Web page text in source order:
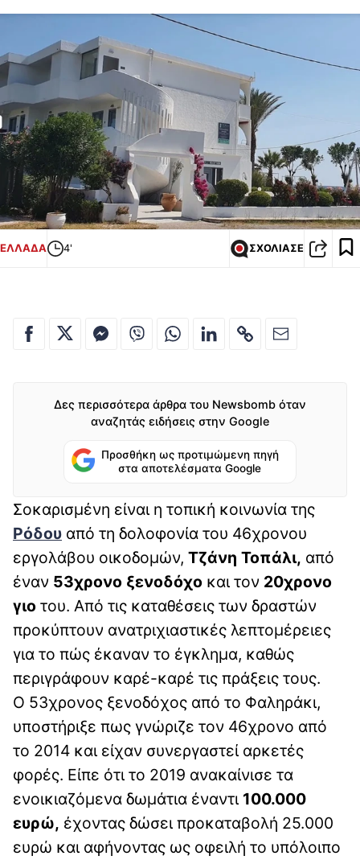
ΕΛΛΑΔΑ 4' ΣΧΟΛΙΑΣΕ
Δες περισσότερα άρθρα του Newsbomb όταν
αναζητάς ειδήσεις στην Google
Προσθήκη ως προτιμώμενη πηγή
στα αποτελέσματα Google
Σοκαρισμένη είναι η τοπική κοινωνία της
Ρόδου από τη δολοφονία του 46χρονου
εργολάβου οικοδομών, Τζάνη Τοπάλι, από
έναν 53χρονο ξενοδόχο και τον 20χρονο
γιο του. Από τις καταθέσεις των δραστών
προκύπτουν ανατριχιαστικές λεπτομέρειες
για το πώς έκαναν το έγκλημα, καθώς
περιγράφουν καρέ-καρέ τις πράξεις τους.
Ο 53χρονος ξενοδόχος από το Φαληράκι,
υποστήριξε πως γνώριζε τον 46χρονο από
το 2014 και είχαν συνεργαστεί αρκετές
φορές. Είπε ότι το 2019 ανακαίνισε τα
ενοικιαζόμενα δωμάτια έναντι 100.000
ευρώ, έχοντας δώσει προκαταβολή 25.000
ευρώ και αφήνοντας ως οφειλή το υπόλοιπο